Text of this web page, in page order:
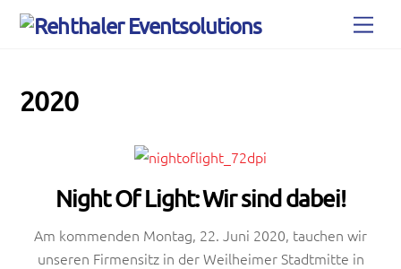
Skip
2020
Night Of Light: Wir sind dabei!
Am kommenden Montag, 22. Juni 2020, tauchen wir
unseren Firmensitz in der Weilheimer Stadtmitte in